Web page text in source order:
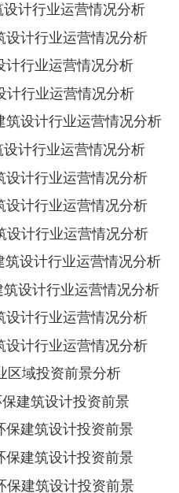
设计行业运营情况分析
设计行业运营情况分析
计行业运营情况分析
计行业运营情况分析
设计行业运营情况分析
设计行业运营情况分析
设计行业运营情况分析
设计行业运营情况分析
设计行业运营情况分析
设计行业运营情况分析
筑设计行业运营情况分析
设计行业运营情况分析
设计行业运营情况分析
区域投资前景分析
建筑设计投资前景
保建筑设计投资前景
保建筑设计投资前景
保建筑设计投资前景